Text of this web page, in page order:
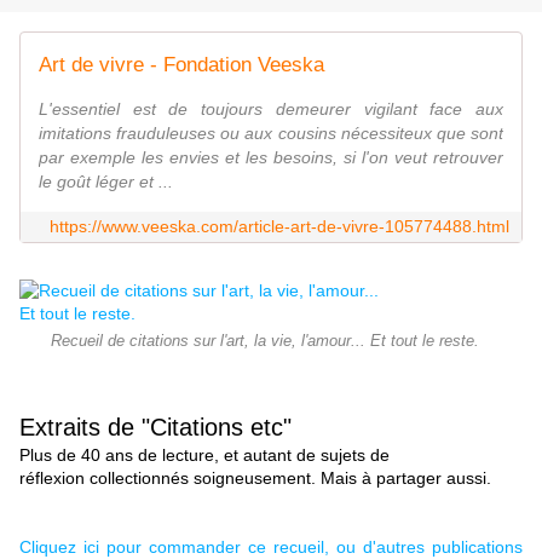
Art de vivre - Fondation Veeska
L'essentiel est de toujours demeurer vigilant face aux
imitations frauduleuses ou aux cousins nécessiteux que sont
par exemple les envies et les besoins, si l'on veut retrouver
le goût léger et ...
https://www.veeska.com/article-art-de-vivre-105774488.html
Recueil de citations sur l'art, la vie, l'amour... Et tout le reste.
Extraits de "Citations etc"
Plus de 40 ans de lecture, et autant de sujets de
réflexion collectionnés soigneusement. Mais à partager aussi.
Cliquez ici pour commander ce recueil, ou d'autres publications